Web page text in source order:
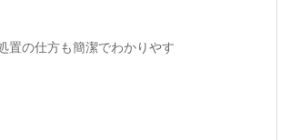
置の仕方も簡潔でわかりやす